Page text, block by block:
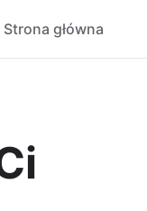
Strona główna